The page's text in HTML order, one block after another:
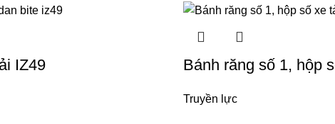
IZ49 Bánh răng số 1, hộp
Truyền lực